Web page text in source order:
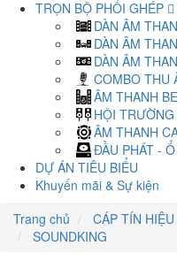
TRỌN BỘ PHỐI GHÉP
DÀN ÂM
DÀN ÂM
DÀN ÂM
COMBO THU
ÂM THANH
HỘI
ÂM THANH
ĐẦU PHÁT -
DỰ ÁN TIÊU BIỂU
Khuyến mãi & Sự kiện
Trang chủ
CÁP TÍN
SOUNDKING